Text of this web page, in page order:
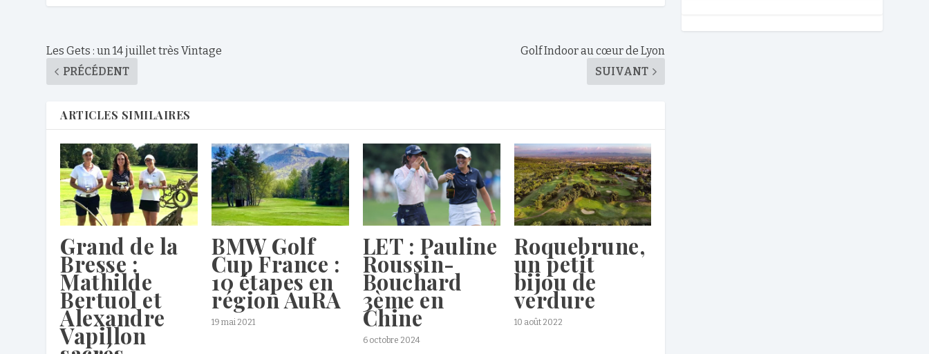
Les Gets : un 14 juillet très Vintage
PRÉCÉDENT
Golf Indoor au cœur de Lyon
SUIVANT
ARTICLES SIMILAIRES
Grand de la
Bresse :
Mathilde
Bertuol et
Alexandre
Vapillon
BMW Golf
Cup France :
10 étapes en
région AuRA
19 mai 2021
LET : Pauline
Roussin-
Bouchard
3ème en
Chine
6 octobre 2024
Roquebrune,
un petit
bijou de
verdure
10 août 2022